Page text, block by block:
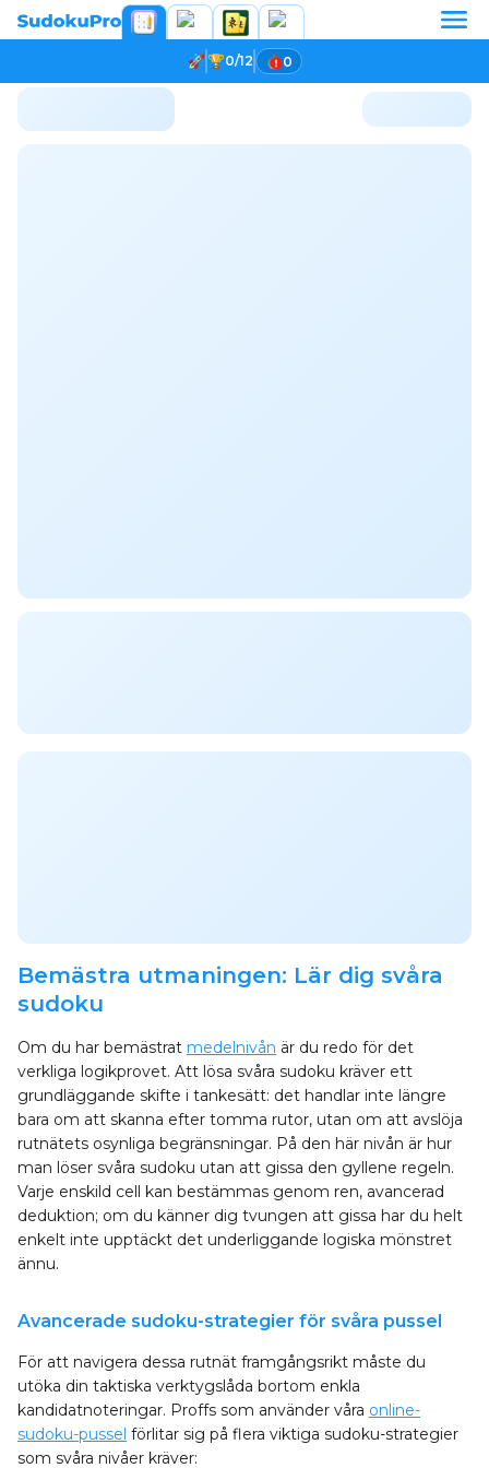
0/12 0
Bemästra utmaningen: Lär dig svåra
sudoku
Om du har bemästrat medelnivån är du redo för det
verkliga logikprovet. Att lösa svåra sudoku kräver ett
grundläggande skifte i tankesätt: det handlar inte längre
bara om att skanna efter tomma rutor, utan om att avslöja
rutnätets osynliga begränsningar. På den här nivån är hur
man löser svåra sudoku utan att gissa den gyllene regeln.
Varje enskild cell kan bestämmas genom ren, avancerad
deduktion; om du känner dig tvungen att gissa har du helt
enkelt inte upptäckt det underliggande logiska mönstret
ännu.
Avancerade sudoku-strategier för svåra pussel
För att navigera dessa rutnät framgångsrikt måste du
utöka din taktiska verktygslåda bortom enkla
kandidatnoteringar. Proffs som använder våra online-
sudoku-pussel förlitar sig på flera viktiga sudoku-strategier
som svåra nivåer kräver: